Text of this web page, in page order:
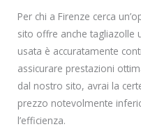
Per chi a Firenze cerca
sito offre anche tagliazolle
usata è accuratamente
assicurare prestazioni
dal nostro sito, avrai la
prezzo notevolmente
l’efficienza.